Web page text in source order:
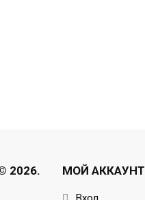
2026. МОЙ АККАУНТ